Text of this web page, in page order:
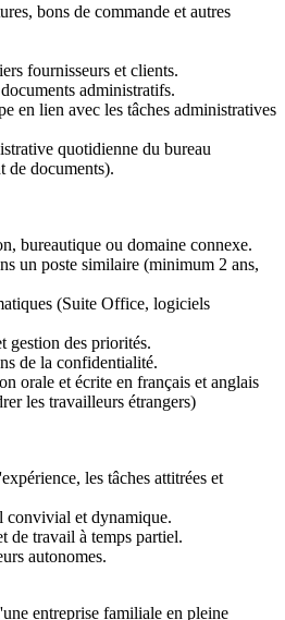
bons de commande et autres
fournisseurs et clients.
administratifs.
en lien avec les tâches administratives
quotidienne du bureau
de documents).
bureautique ou domaine connexe.
un poste similaire (minimum 2 ans,
(Suite Office, logiciels
des priorités.
de la confidentialité.
orale et écrite en français et anglais
les travailleurs étrangers)
les tâches attitrées et
et dynamique.
travail à temps partiel.
autonomes.
entreprise familiale en pleine